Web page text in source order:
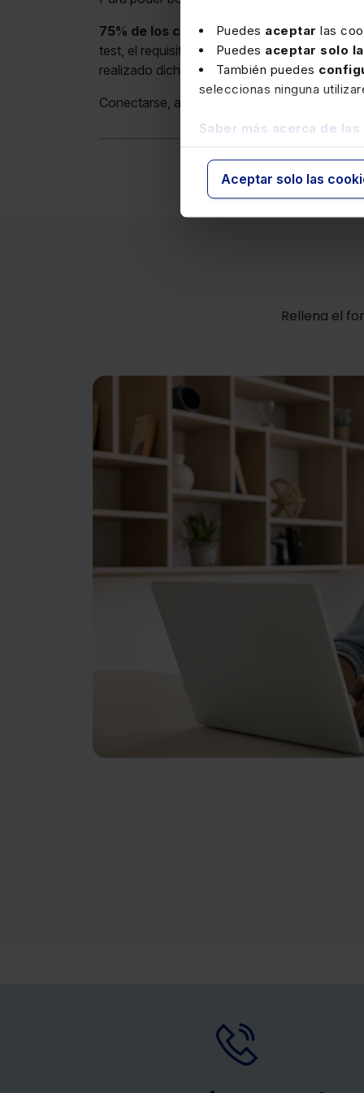
Puedes aceptar las
Puedes aceptar solo
También puedes
seleccionas ninguna
Saber más acerca de
Aceptar solo las
75% de los contenidos y 75% de los test
test, el requisito será realizar el 75% de los
realizado dicho test de evaluación.
Conectarse, al menos, un
Rellena el